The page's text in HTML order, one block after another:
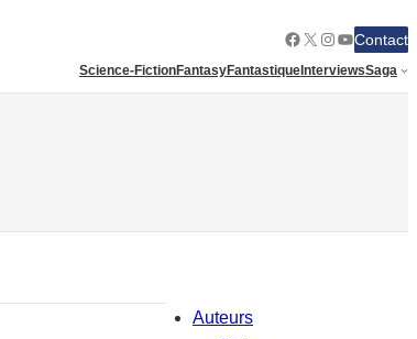
Facebook
X Instagram
YouTube
Contact
Science-FictionFantasyFantastiqueInterviewsSaga
Auteurs